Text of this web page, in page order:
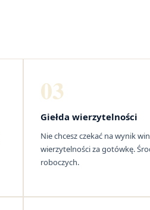
03
Giełda wierzytelności
Nie chcesz czekać na wynik
wierzytelności za gotówkę.
roboczych.